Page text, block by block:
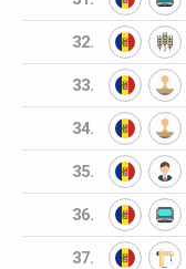
32.
33.
34.
35.
36.
37.